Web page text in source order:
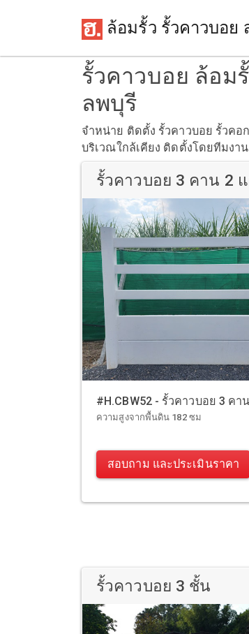
ล้อมรั้ว รั้วคาวบอย
รั้วคาวบอย ล้อม
ลพบุรี
จำหน่าย ติดตั้ง รั้วคาวบอย รั้วคอ
บริเวณใกล้เคียง ติดตั้งโดยทีมงา
รั้วคาวบอย 3 คาน 2
#H.CBW52 - รั้วคาวบอย 3 ค
ความสูงจากพื้นดิน 182 ซม
สอบถาม และประเมินราคา
รั้วคาวบอย 3 ชั้น